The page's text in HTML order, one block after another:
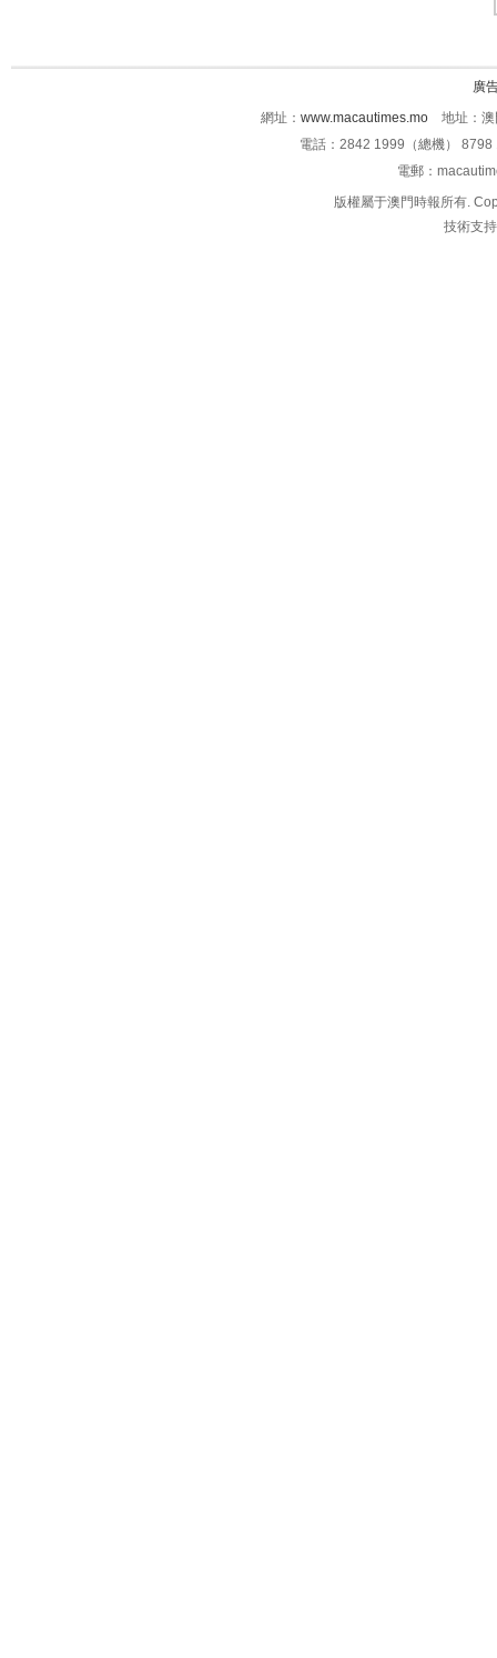
廣
網址： www.macautimes.mo 地址：澳
電話：2842 1999（總機）
電郵：
版權屬于澳門時報所有.
技術支